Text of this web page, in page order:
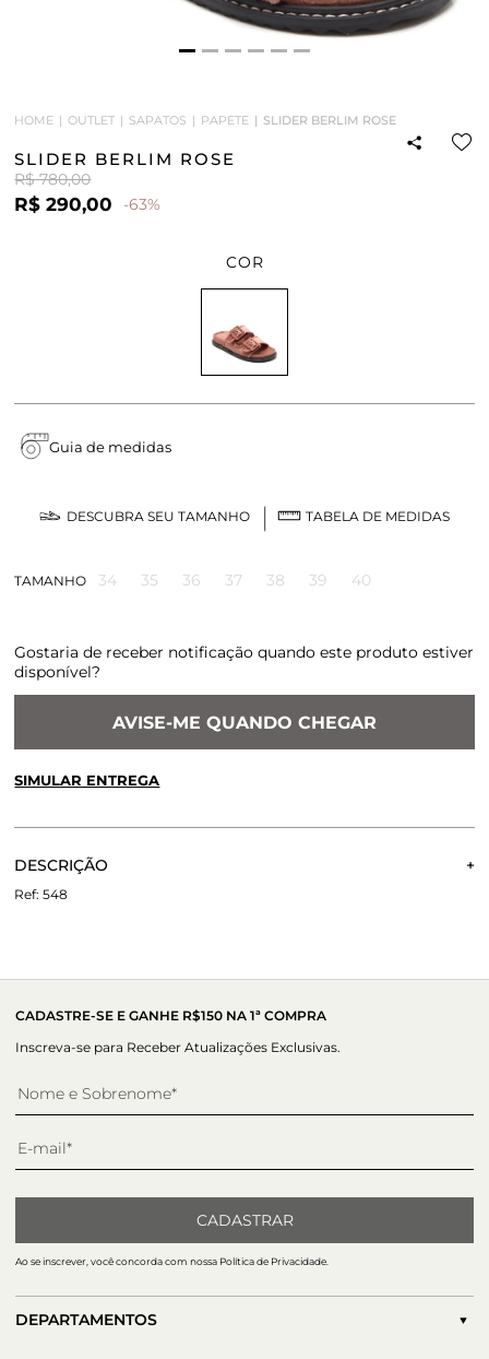
HOME OUTLET SAPATOS PAPETE SLIDER BERLIM ROSE
SLIDER BERLIM ROSE
R$ 780,00
R$ 290,00 -63%
COR
Guia de medidas
DESCUBRA SEU TAMANHO TABELA DE MEDIDAS
TAMANHO 34 35 36 37 38 39 40
Gostaria de receber notificação quando este produto estiver
disponível?
AVISE-ME QUANDO CHEGAR
SIMULAR ENTREGA
DESCRIÇÃO
A Slider Berlim é produzida em veludo. Ela apresenta fivelas
estilo.
548
CADASTRE-SE E GANHE R$150 NA 1ª COMPRA
Inscreva-se para Receber Atualizações Exclusivas.
CADASTRAR
Ao se inscrever, você concorda com nossa Política de Privacidade.
DEPARTAMENTOS